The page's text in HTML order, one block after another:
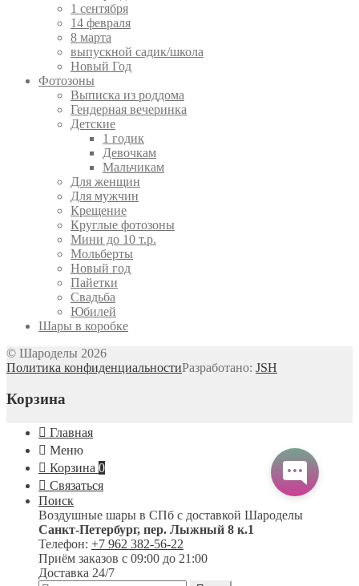
1 сентября
14 февраля
8 марта
выпускной садик/школа
Новый Год
Фотозоны
Выписка из роддома
Гендерная вечеринка
Детские
1 годик
Девочкам
Мальчикам
Для женщин
Для мужчин
Крещение
Круглые фотозоны
Мини до 10 т.р.
Мольберты
Новый год
Пайетки
Свадьба
Юбилей
Шары в коробке
© Шароделы 2026
Политика конфиденциальностиРазработано: JSH
Корзина
Главная
Меню
Корзина 0
Связаться
Поиск
Воздушные шары в СПб с доставкой Шароделы
Санкт-Петербург, пер. Лыжный 8 к.1
Телефон: +7 962 382-56-22
Приём заказов с 09:00 до 21:00
Доставка 24/7